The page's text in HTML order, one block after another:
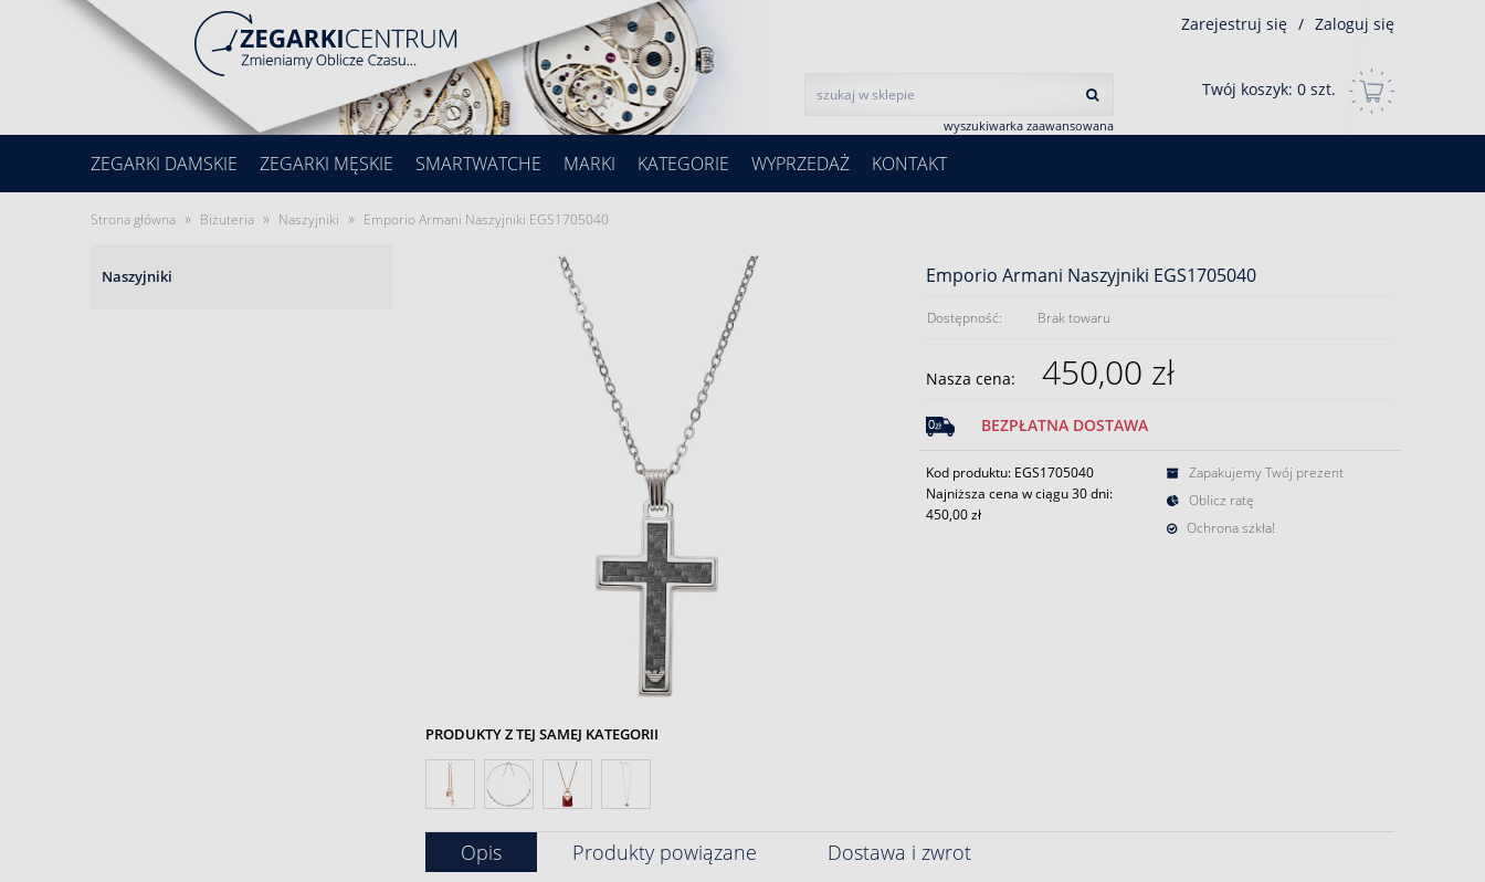
wyszukiwarka zaawansowana
Zarejestruj się / Zaloguj się
Twój koszyk: 0 szt.
ZEGARKI DAMSKIE ZEGARKI MĘSKIE SMARTWATCHE MARKI KATEGORIE WYPRZEDAŻ KONTAKT
Strona główna » Biżuteria » Naszyjniki » Emporio Armani Naszyjniki EGS1705040
Naszyjniki
PRODUKTY Z TEJ SAMEJ KATEGORII
Emporio Armani Naszyjniki EGS1705040
Dostępność: Brak towaru
Nasza cena: 450,00 zł
BEZPŁATNA DOSTAWA
Kod produktu: EGS1705040
Najniższa cena w ciągu 30 dni:
450,00 zł
Zapakujemy Twój prezent
Oblicz ratę
Ochrona szkła!
Opis Produkty powiązane Dostawa i zwrot